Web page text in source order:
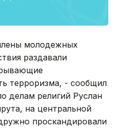
молодежных
раздавали
терроризма, - сообщил
делам религий Руслан
на центральной
проскандировали